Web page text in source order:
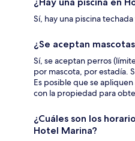
Sí, hay una piscina
¿Se aceptan
Sí, se aceptan perros
por mascota, por estadía.
Es posible que se
con la propiedad para
¿Cuáles son los
Hotel Marina?